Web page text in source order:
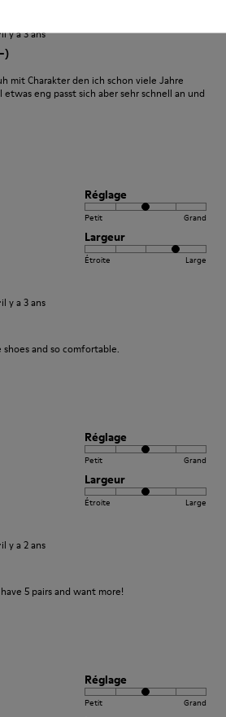
il y a 3 ans
)
mit Charakter den ich schon viele Jahre
eng passt sich aber sehr schnell an und
Réglage
Petit Grand
Largeur
Étroite Large
·il y a 3 ans
and so comfortable.
Réglage
Petit Grand
Largeur
Étroite Large
·il y a 2 ans
5 pairs and want more!
Réglage
Petit Grand